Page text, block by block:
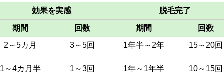
効果を実感 脱毛完了
期間 回数 期間 回数
2～5カ月 3～5回 1年半～2年 15～20回
1～4カ月半 1～3回 1年～1年半 10～15回